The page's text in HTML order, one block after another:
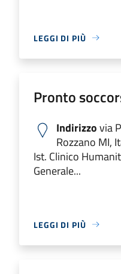
LEGGI DI PIÙ
Pronto
Indirizzovia
Rozzano MI,
Ist. Clinico
Generale...
LEGGI DI PIÙ